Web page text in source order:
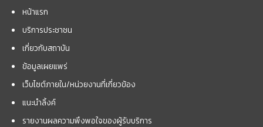
หน้าแรก
บริการประชาชน
เกี่ยวกับสถาบัน
ข้อมูลเผยแพร่
เว็บไซต์ภายใน/หน่วยงานที่เกี่ยวข้อง
แนะนำลิ้งค์
รายงานผลความพึงพอใจของผู้รับบริการ